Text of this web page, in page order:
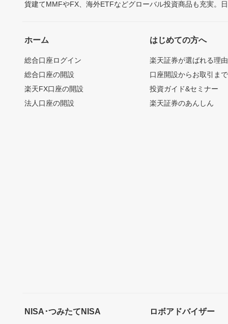
貨建てMMFやFX、海外ETFなどグローバル投資商品も充実。
ホーム
総合口座ログイン
総合口座の開設
楽天FX口座の開設
法人口座の開設
はじめての方へ
楽天証券が選ばれる理由
口座開設からお取引ま
投資ガイド&セミナー
楽天証券のあんしん
NISA･つみたてNISA ロボアドバイザー